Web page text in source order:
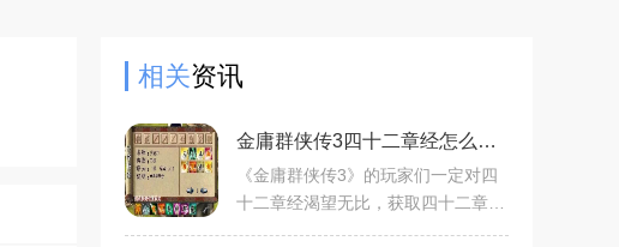
相关资讯
金庸群侠传3四十二章经怎么获取
《金庸群侠传3》的玩家们一定对四
十二章经渴望无比，获取四十二章经